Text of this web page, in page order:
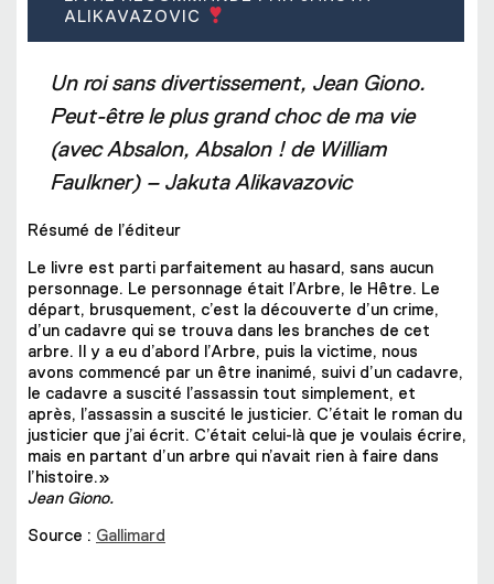
ALIKAVAZOVIC
Un roi sans divertissement, Jean Giono.
Peut-être le plus grand choc de ma vie
(avec Absalon, Absalon ! de William
Faulkner) – Jakuta Alikavazovic
Résumé de l’éditeur
Le livre est parti parfaitement au hasard, sans aucun
personnage. Le personnage était l’Arbre, le Hêtre. Le
départ, brusquement, c’est la découverte d’un crime,
d’un cadavre qui se trouva dans les branches de cet
arbre. Il y a eu d’abord l’Arbre, puis la victime, nous
avons commencé par un être inanimé, suivi d’un cadavre,
le cadavre a suscité l’assassin tout simplement, et
après, l’assassin a suscité le justicier. C’était le roman du
justicier que j’ai écrit. C’était celui-là que je voulais écrire,
mais en partant d’un arbre qui n’avait rien à faire dans
l’histoire.»
Jean Giono.
Source : Gallimard